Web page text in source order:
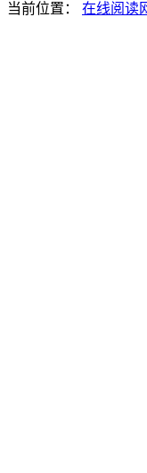
当前位置： 在线阅读